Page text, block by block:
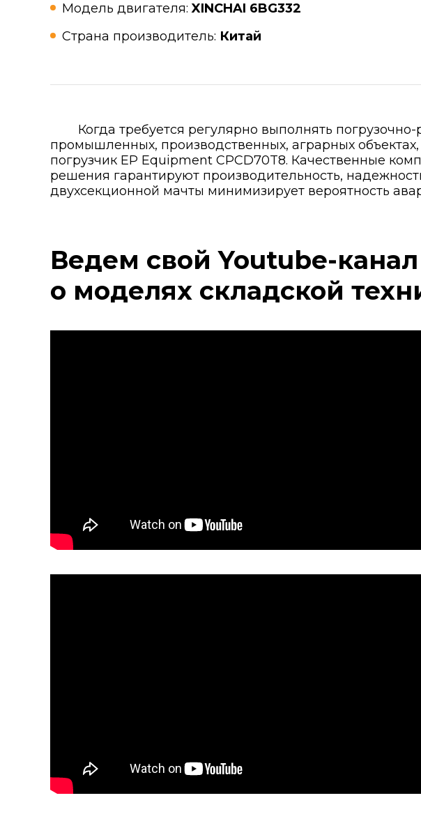
Модель двигателя:XINCHAI 6BG332
Страна производитель: Китай
Когда требуется регулярно выполнять
промышленных, производственных, аграрных
погрузчик EP Equipment CPCD70T8. Качественные
решения гарантируют производительность,
двухсекционной мачты минимизирует вероятность
Ведем свой Youtube-канал
о моделях складской